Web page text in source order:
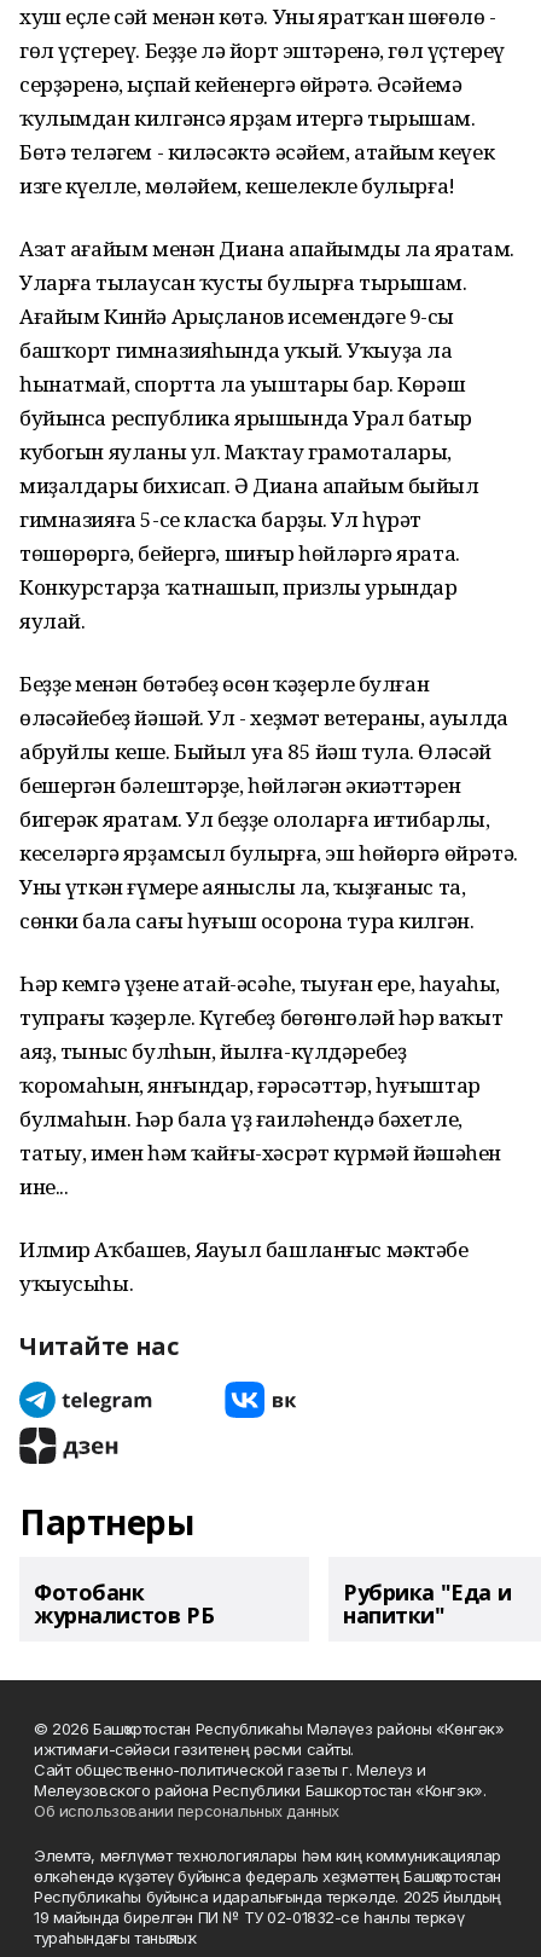
хуш еҫле сәй менән көтә. Уның яратҡан шөғөлө -
гөл үҫтереү. Беҙҙе лә йорт эштәренә, гөл үҫтереү
серҙәренә, ыҫпай кейенергә өйрәтә. Әсәйемә
ҡулымдан килгәнсә ярҙам итергә тырышам.
Бөтә теләгем - киләсәктә әсәйем, атайым кеүек
изге күңелле, мөләйем, кешелекле булырға!
Азат ағайым менән Диана апайымды ла яратам.
Уларға тыңлаусан ҡусты булырға тырышам.
Ағайым Кинйә Арыҫланов исемендәге 9-сы
башҡорт гимназияһында уҡый. Уҡыуҙа ла
һынатмай, спортта ла уңыштары бар. Көрәш
буйынса республика ярышында Урал батыр
кубогын яуланы ул. Маҡтау грамоталары,
миҙалдары бихисап. Ә Диана апайым быйыл
гимназияға 5-се класҡа барҙы. Ул һүрәт
төшөрөргә, бейергә, шиғыр һөйләргә ярата.
Конкурстарҙа ҡатнашып, призлы урындар
яулай.
Беҙҙең менән бөтәбеҙ өсөн ҡәҙерле булған
өләсәйебеҙ йәшәй. Ул - хеҙмәт ветераны, ауылда
абруйлы кеше. Быйыл уға 85 йәш тула. Өләсәй
бешергән бәлештәрҙе, һөйләгән әкиәттәрен
бигерәк яратам. Ул беҙҙе ололарға иғтибарлы,
кеселәргә ярҙамсыл булырға, эш һөйөргә өйрәтә.
Уның үткән ғүмере аяныслы ла, ҡыҙғаныс та,
сөнки бала сағы һуғыш осорона тура килгән.
Һәр кемгә үҙенең атай-әсәһе, тыуған ере, һауаһы,
тупрағы ҡәҙерле. Күгебеҙ бөгөнгөләй һәр ваҡыт
аяҙ, тыныс булһын, йылға-күлдәребеҙ
ҡоромаһын, янғындар, ғәрәсәттәр, һуғыштар
булмаһын. Һәр бала үҙ ғаиләһендә бәхетле,
татыу, имен һәм ҡайғы-хәсрәт күрмәй йәшәһен
ине...
Илмир Аҡбашев, Яңауыл башланғыс мәктәбе
уҡыусыһы.
Читайте нас
Партнеры
Фотобанк
журналистов РБ
Рубрика "Еда и
напитки"
© 2026 Башҡортостан Республикаһы Мәләүез районы «Көнгәк»
ижтимағи-сәйәси гәзитенең рәсми сайты.
Сайт общественно-политической газеты г. Мелеуз и
Мелеузовского района Республики Башкортостан «Конгэк».
Об использовании персональных данных
Элемтә, мәғлүмәт технологиялары һәм киң коммуникациялар
өлкәһендә күҙәтеү буйынса федераль хеҙмәттең Башҡортостан
Республикаһы буйынса идаралығында теркәлде. 2025 йылдың
19 майында бирелгән ПИ № ТУ 02-01832-се һанлы теркәү
тураһындағы таныҡлыҡ.